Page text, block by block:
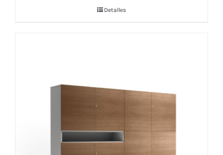
Detalles